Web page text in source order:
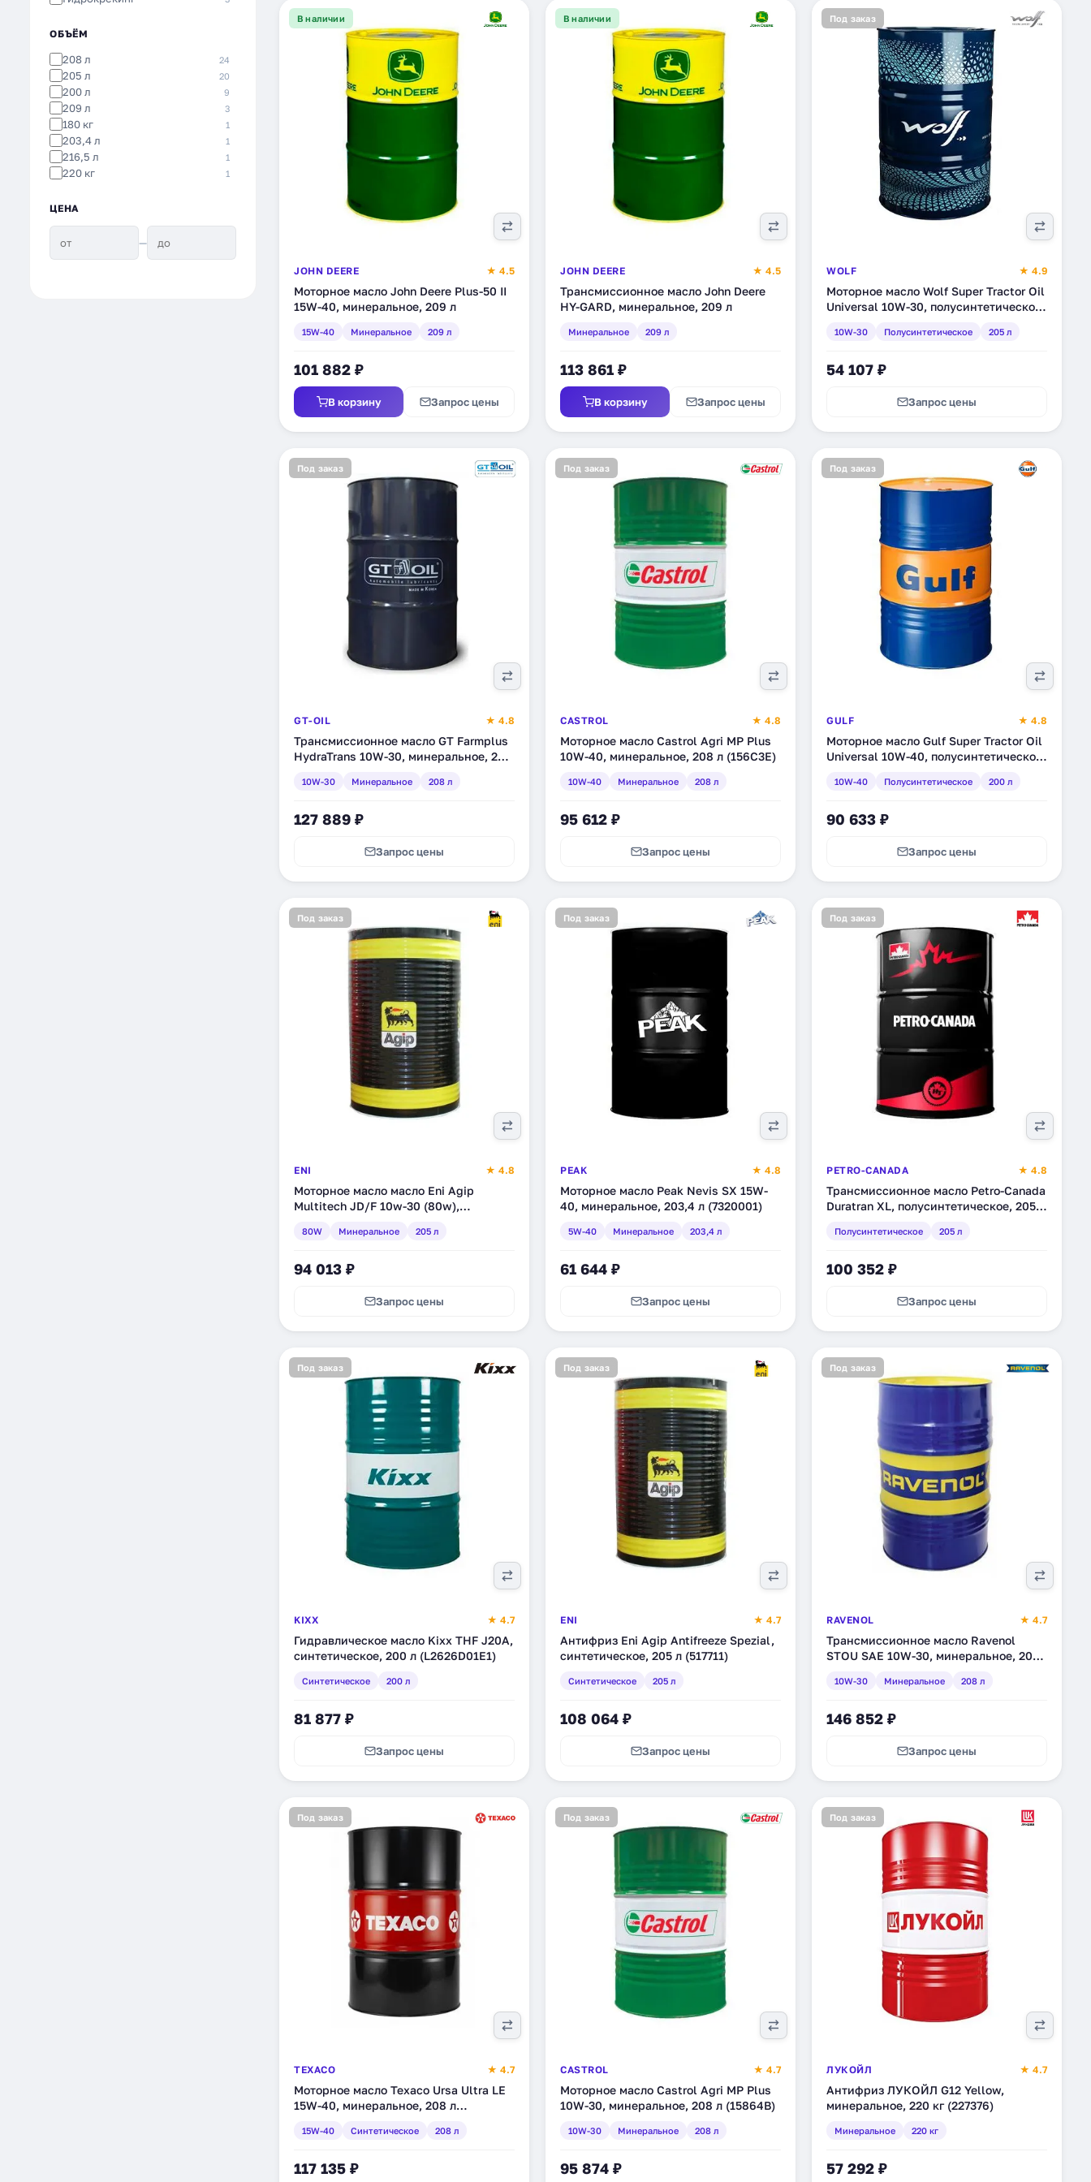
ОБЪЁМ
208 л 24
205 л 20
200 л 9
209 л 3
180 кг 1
203,4 л 1
216,5 л 1
220 кг 1
ЦЕНА
—
В наличии
JOHN DEERE ★ 4.5
Моторное масло John Deere Plus-50 II
15W-40, минеральное, 209 л
15W-40 Минеральное 209 л
101 882 ₽
В корзину Запрос цены
В наличии
JOHN DEERE ★ 4.5
Трансмиссионное масло John Deere
HY-GARD, минеральное, 209 л
Минеральное 209 л
113 861 ₽
В корзину Запрос цены
Под заказ
WOLF ★ 4.9
Моторное масло Wolf Super Tractor Oil
Universal 10W-30, полусинтетическое,
10W-30 Полусинтетическое 205 л
54 107 ₽
Запрос цены
Под заказ
GT-OIL ★ 4.8
Трансмиссионное масло GT Farmplus
HydraTrans 10W-30, минеральное, 208
10W-30 Минеральное 208 л
127 889 ₽
Запрос цены
Под заказ
CASTROL ★ 4.8
Моторное масло Castrol Agri MP Plus
10W-40, минеральное, 208 л (156C3E)
10W-40 Минеральное 208 л
95 612 ₽
Запрос цены
Под заказ
GULF ★ 4.8
Моторное масло Gulf Super Tractor Oil
Universal 10W-40, полусинтетическое,
10W-40 Полусинтетическое 200 л
90 633 ₽
Запрос цены
Под заказ
ENI ★ 4.8
Моторное масло масло Eni Agip
Multitech JD/F 10w-30 (80w),
80W Минеральное 205 л
94 013 ₽
Запрос цены
Под заказ
PEAK ★ 4.8
Моторное масло Peak Nevis SX 15W-
40, минеральное, 203,4 л (7320001)
5W-40 Минеральное 203,4 л
61 644 ₽
Запрос цены
Под заказ
PETRO-CANADA ★ 4.8
Трансмиссионное масло Petro-Canada
Duratran XL, полусинтетическое, 205 л
Полусинтетическое 205 л
100 352 ₽
Запрос цены
Под заказ
KIXX ★ 4.7
Гидравлическое масло Kixx THF J20A,
синтетическое, 200 л (L2626D01E1)
Синтетическое 200 л
81 877 ₽
Запрос цены
Под заказ
ENI ★ 4.7
Антифриз Eni Agip Antifreeze Spezial,
синтетическое, 205 л (517711)
Синтетическое 205 л
108 064 ₽
Запрос цены
Под заказ
RAVENOL ★ 4.7
Трансмиссионное масло Ravenol
STOU SAE 10W-30, минеральное, 208
10W-30 Минеральное 208 л
146 852 ₽
Запрос цены
Под заказ
TEXACO ★ 4.7
Моторное масло Texaco Ursa Ultra LE
15W-40, минеральное, 208 л
15W-40 Синтетическое 208 л
117 135 ₽
Под заказ
CASTROL ★ 4.7
Моторное масло Castrol Agri MP Plus
10W-30, минеральное, 208 л (15864B)
10W-30 Минеральное 208 л
95 874 ₽
Под заказ
ЛУКОЙЛ ★ 4.7
Антифриз ЛУКОЙЛ G12 Yellow,
минеральное, 220 кг (227376)
Минеральное 220 кг
57 292 ₽